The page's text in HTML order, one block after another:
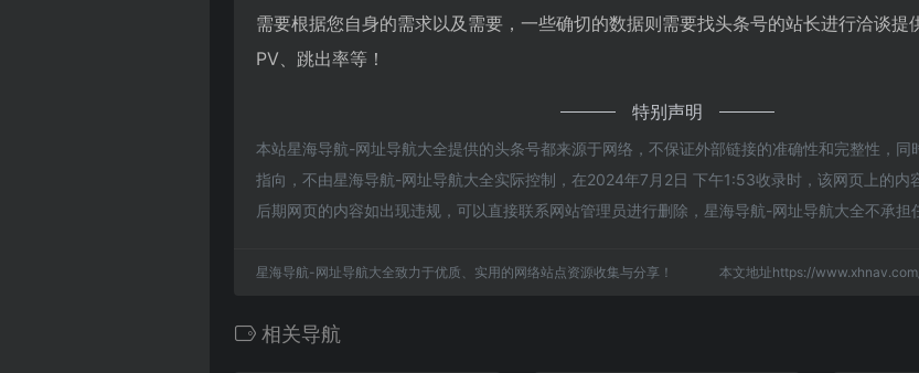
需要根据您自身的需求以及需要，一些确切的数据则需要找头条号的站长进行洽谈提
PV、跳出率等！
特别声明
本站星海导航-网址导航大全提供的头条号都来源于网络，不保证外部链接的准确性和完整性，同
指向，不由星海导航-网址导航大全实际控制，在2024年7月2日 下午1:53收录时，该网页上的内
后期网页的内容如出现违规，可以直接联系网站管理员进行删除，星海导航-网址导航大全不承担
星海导航-网址导航大全致力于优质、实用的网络站点资源收集与分享！ 本文地址https://
相关导航